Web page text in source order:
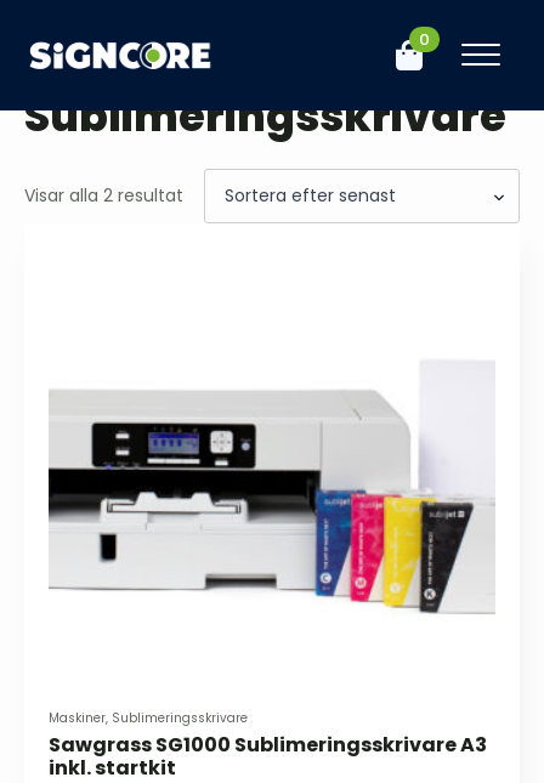
0
Hem Butik Maskiner Sublimeringsskrivare
Sublimeringsskrivare
Visar alla 2 resultat Sortera
efter
Maskiner, Sublimeringsskrivare
Sawgrass SG1000 Sublimeringsskrivare A3
inkl. startkit